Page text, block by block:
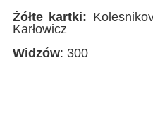
Żółte kartki:
Karłowicz
Widzów: 300